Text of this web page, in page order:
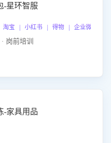
-星环智服
宝 | 小红书 | 得物 | 企业微信
岗前培训
-家具用品